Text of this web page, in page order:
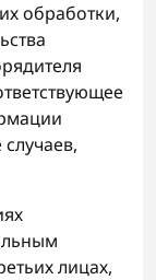
обработки,
лицах,